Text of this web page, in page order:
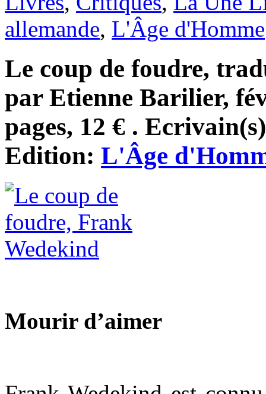
allemande, L'Âge d'Homme
Le coup de foudre,
par Etienne Barilier,
pages, 12 € .
Edition: L'Âge
Mourir d’aimer